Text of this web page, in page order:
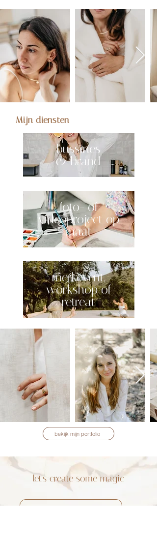
Mijn diensten
bussines
& brand
foto- of
videoproject op
maat
merkevent,
workshop of
retreat
bekijk mijn portfolio
let's create some magic